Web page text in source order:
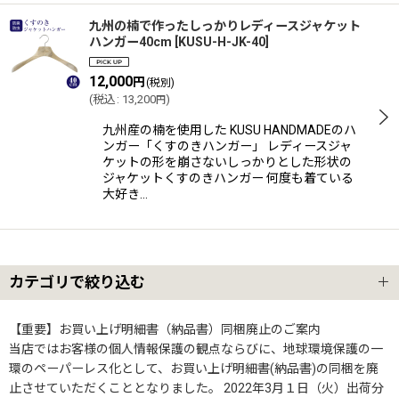
九州の楠で作ったしっかりレディースジャケット
ハンガー40cm
KUSU-H-JK-40
12,000円 (税別)
(税込 : 13,200円)
九州産の楠を使用した KUSU HANDMADEのハ
ンガー「くすのきハンガー」 レディースジャ
ケットの形を崩さないしっかりとした形状の
ジャケットくすのきハンガー 何度も着ている
大好き…
カテゴリで絞り込む
ハンガー (全商品)
クロム・木製ハンガー
【重要】お買い上げ明細書（納品書）同梱廃止のご案内
当店ではお客様の個人情報保護の観点ならびに、地球環境保護の一
環のペーパーレス化として、お買い上げ明細書(納品書)の同梱を廃
止させていただくこととなりました。 2022年3月１日（火）出荷分